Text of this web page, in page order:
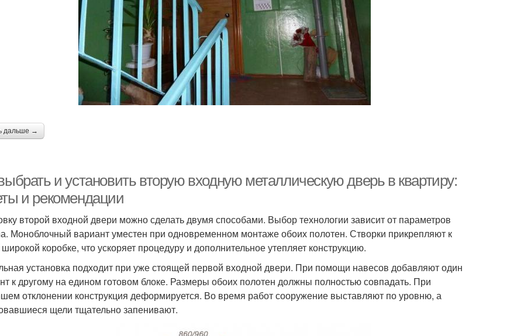
Наполнитель для
входной двери
Двери в виде
Двери в московской
квартире
Дверь в хорошем
состоянии
московской квартире
дальше →
и установить вторую входную металлическую дверь в квартиру:
и рекомендации
второй входной двери можно сделать двумя способами. Выбор технологии зависит от параметров
Моноблочный вариант уместен при одновременном монтаже обоих полотен. Створки прикрепляют к
коробке, что ускоряет процедуру и дополнительное утепляет конструкцию.
установка подходит при уже стоящей первой входной двери. При помощи навесов добавляют один
к другому на едином готовом блоке. Размеры обоих полотен должны полностью совпадать. При
отклонении конструкция деформируется. Во время работ сооружение выставляют по уровню, а
щели тщательно запенивают.